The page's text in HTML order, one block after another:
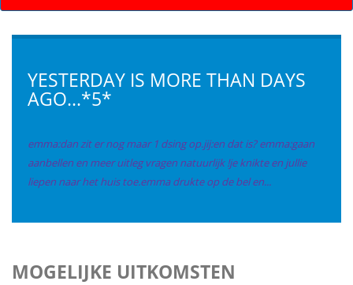
YESTERDAY IS MORE THAN DAYS
AGO...*5*
emma:dan zit er nog maar 1 dsing op.jij:en dat is? emma:gaan
aanbellen en meer uitleg vragen natuurlijk !je knikte en jullie
liepen naar het huis toe.emma drukte op de bel en...
MOGELIJKE UITKOMSTEN